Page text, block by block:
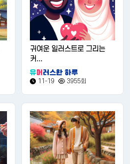
귀여운 일러스트로 그리는
커...
11-19 3955회